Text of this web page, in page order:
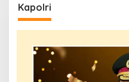
Kapolri